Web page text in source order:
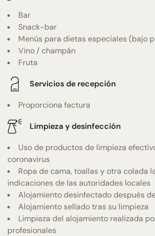
Bar
Snack-bar
Menús para dietas especiales (bajo
Vino / champán
Fruta
Servicios de recepción
Proporciona factura
Limpieza y desinfección
Uso de productos de limpieza
coronavirus
Ropa de cama, toallas y otra colada
indicaciones de las autoridades locales
Alojamiento desinfectado después
Alojamiento sellado tras su limpieza
Limpieza del alojamiento realizada
profesionales